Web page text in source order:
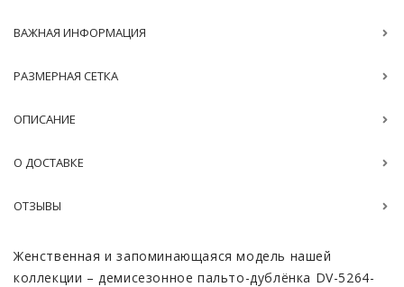
ВАЖНАЯ ИНФОРМАЦИЯ
РАЗМЕРНАЯ СЕТКА
ОПИСАНИЕ
О ДОСТАВКЕ
ОТЗЫВЫ
Женственная и запоминающаяся модель нашей
коллекции – демисезонное пальто-дублёнка DV-5264-